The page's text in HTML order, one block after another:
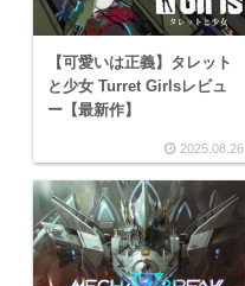
【可愛いは正義】タレット
と少女 Turret Girlsレビュ
ー【最新作】
2025.08.26